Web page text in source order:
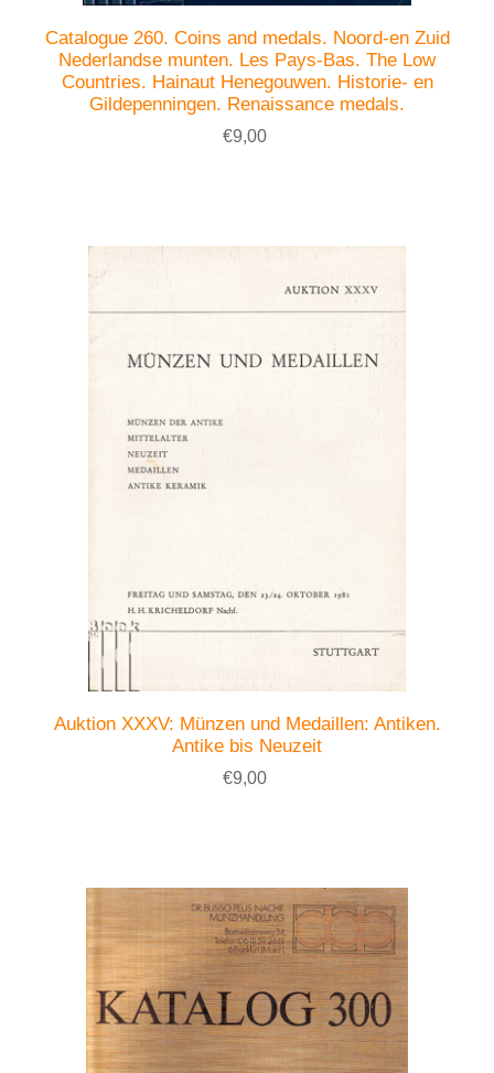
Catalogue 260. Coins and medals. Noord-en Zuid
Nederlandse munten. Les Pays-Bas. The Low
Countries. Hainaut Henegouwen. Historie- en
Gildepenningen. Renaissance medals.
€9,00
Auktion XXXV: Münzen und Medaillen: Antiken.
Antike bis Neuzeit
€9,00